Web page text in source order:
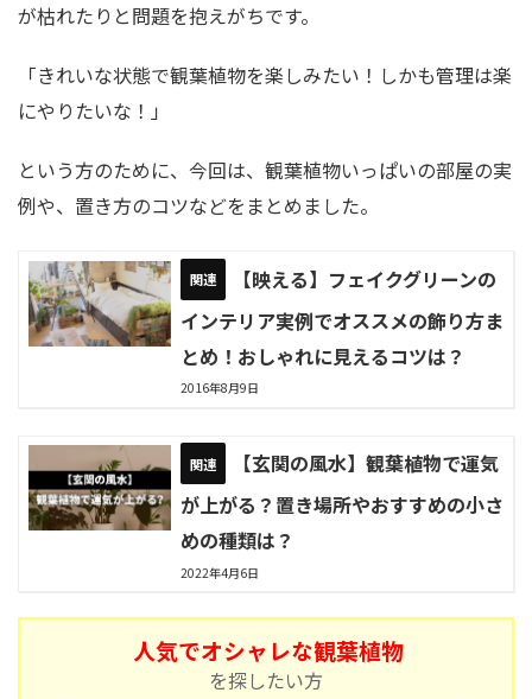
が枯れたりと問題を抱えがちです。
「きれいな状態で観葉植物を楽しみたい！しかも管理は楽
にやりたいな！」
という方のために、今回は、観葉植物いっぱいの部屋の実
例や、置き方のコツなどをまとめました。
【映える】フェイクグリーンの
インテリア実例でオススメの飾り方ま
とめ！おしゃれに見えるコツは？
2016年8月9日
【玄関の風水】観葉植物で運気
が上がる？置き場所やおすすめの小さ
めの種類は？
2022年4月6日
人気でオシャレな観葉植物
を探したい方